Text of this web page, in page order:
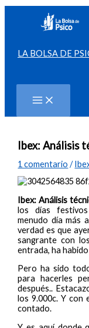
contenido
LA BOLSA DE
Ibex: Análisis
1 comentario /
Ibex: Análisis
los días
menudo día más
verdad es que
sangrante con
entrada, ha
Pero ha sido
para hacerles
después..
los 9.000c. Y
contado.